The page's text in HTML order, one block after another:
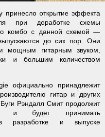
принесло открытие эффекта
при доработке схемы
комбо с данной схемой —
до сих пор. Они
мощным гитарным звуком,
и большим количеством
официально принадлежит
гитар и других
Рэндалл Смит продолжит
и будет принимать
в разработке и выпуске